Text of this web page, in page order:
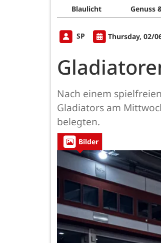
Blaulicht Genuss
SP Thursday, 02/
Nach einem
Gladiators am
belegten.
Bilder